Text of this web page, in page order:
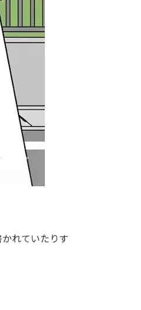
れていたりす